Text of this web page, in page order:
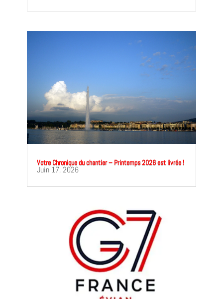
Votre Chronique du chantier – Printemps 2026 est livrée !
Juin 17, 2026